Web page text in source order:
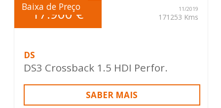
Baixa de Preço
17.900 € 11/2019
171253 Kms
DS
DS3 Crossback 1.5 HDI Perfor.
SABER MAIS